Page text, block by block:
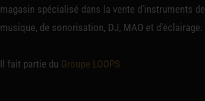
magasin spécialisé dans la vente d’instruments de
musique, de sonorisation, DJ, MAO et d’éclairage.
Il fait partie du Groupe LOOPS